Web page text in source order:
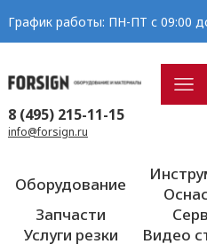
График работы: ПН-ПТ с 09:00
8 (495) 215-11-15
info@forsign.ru
Оборудование
Запчасти
Услуги резки
Видео